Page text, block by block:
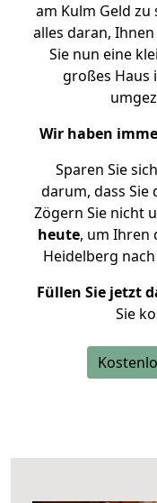
am Kulm Geld
alles daran,
Sie nun eine
großes Haus
Wir haben
Sparen Sie
darum, dass Sie
Zögern Sie nicht
heute, um Ihren
Heidelberg
Füllen Sie jetzt
Sie